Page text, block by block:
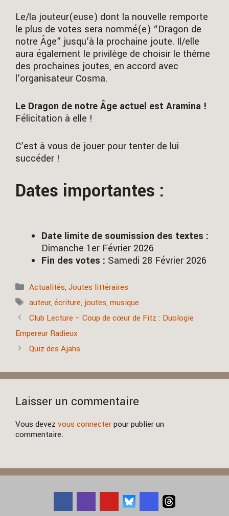
Le/la jouteur(euse) dont la nouvelle remporte
le plus de votes sera nommé(e) “Dragon de
notre Âge” jusqu’à la prochaine joute. Il/elle
aura également le privilège de choisir le thème
des prochaines joutes, en accord avec
l’organisateur Cosma.
Le Dragon de notre Âge actuel est Aramina !
Félicitation à elle !
C’est à vous de jouer pour tenter de lui
succéder !
Dates importantes :
Date limite de soumission des textes :
Dimanche 1er Février 2026
Fin des votes : Samedi 28 Février 2026
Catégories
Actualités,Joutes littéraires
Étiquettes
auteur,écriture, joutes,musique
Club Lecture – Coup de cœur de Fitz : Duologie
Empereur Radieux
Quiz des Ajahs
Laisser un commentaire
Vous devez vous connecterpour publier un
commentaire.